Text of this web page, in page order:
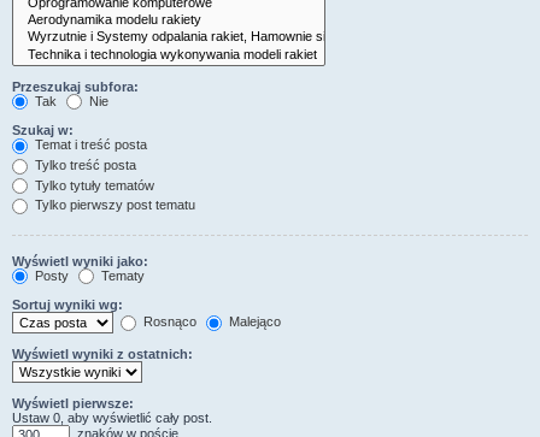
Przeszukaj subfora:
Tak
Nie
Szukaj w:
Temat i treść posta
Tylko treść posta
Tylko tytuły tematów
Tylko pierwszy post tematu
Wyświetl wyniki jako:
Posty
Tematy
Sortuj wyniki wg:
Rosnąco
Malejąco
Wyświetl wyniki z ostatnich:
Wyświetl pierwsze:
Ustaw 0, aby wyświetlić cały post.
znaków w poście